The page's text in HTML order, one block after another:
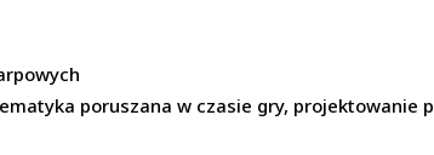
poruszana w czasie gry, projektowanie